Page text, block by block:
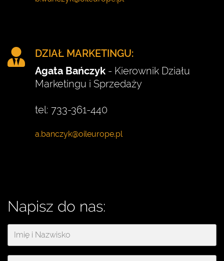
DZIAŁ MARKETINGU:
Agata Bańczyk - Kierownik Działu
Marketingu i Sprzedaży
tel: 733-361-440
Napisz do nas: